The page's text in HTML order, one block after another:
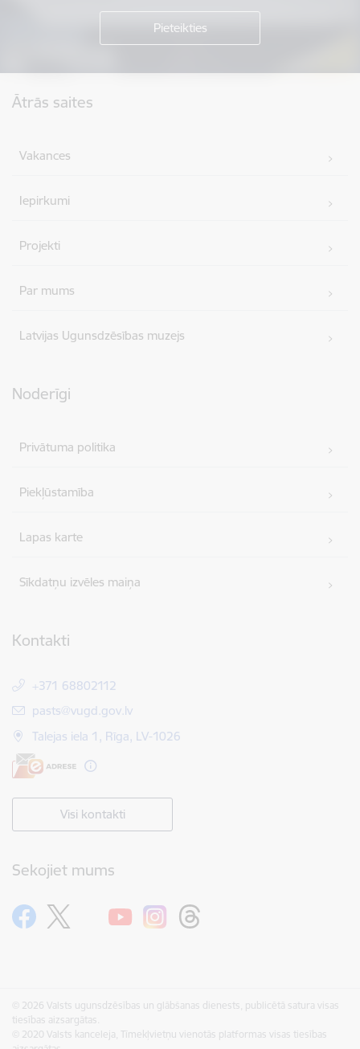
Ātrās saites
Vakances
Iepirkumi
Projekti
Par mums
Latvijas Ugunsdzēsības muzejs
Noderīgi
Privātuma politika
Piekļūstamība
Lapas karte
Sīkdatņu izvēles maiņa
Kontakti
+371 68802112
E-pasts:
pasts@vugd.gov.lv
Talejas iela 1, Rīga, LV-1026
Visi kontakti
Sekojiet mums
© 2026 Valsts ugunsdzēsības un glābšanas dienests, publicētā satura visas
tiesības aizsargātas.
© 2020 Valsts kanceleja, Tīmekļvietņu vienotās platformas visas tiesības